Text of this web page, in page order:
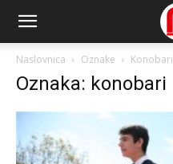
Naslovnica Oznake Konobari
Oznaka: konobari